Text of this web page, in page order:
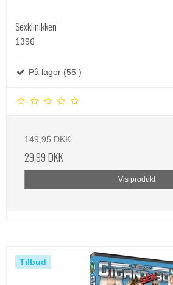
Sexklinikken
1396
På lager (55 )
149,95 DKK
29,99 DKK
Vis produkt
Tilbud